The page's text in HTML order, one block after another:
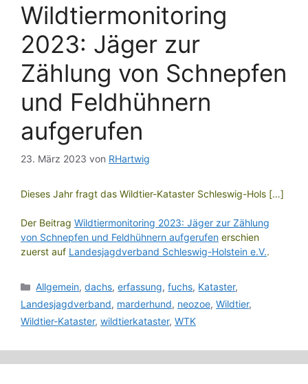
Wildtiermonitoring
2023: Jäger zur
Zählung von Schnepfen
und Feldhühnern
aufgerufen
23. März 2023 von RHartwig
Dieses Jahr fragt das Wildtier-Kataster Schleswig-Hols […]
Der Beitrag Wildtiermonitoring 2023: Jäger zur Zählung
von Schnepfen und Feldhühnern aufgerufen erschien
zuerst auf Landesjagdverband Schleswig-Holstein e.V..
Kategorien
Allgemein,dachs,erfassung,fuchs, Kataster,
Landesjagdverband, marderhund, neozoe, Wildtier,
Wildtier-Kataster, wildtierkataster, WTK